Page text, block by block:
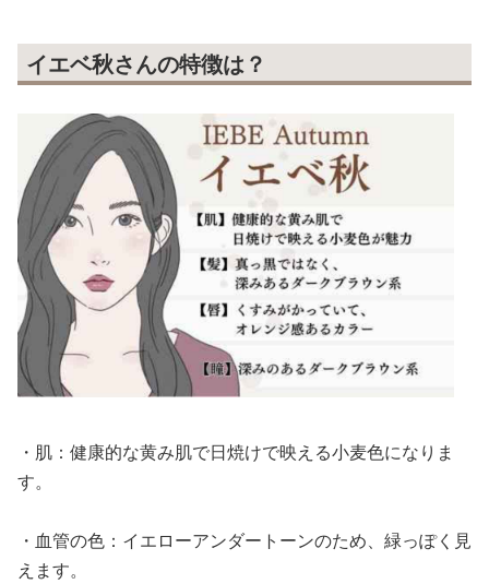
イエベ秋さんの特徴は？
・肌：健康的な黄み肌で日焼けで映える小麦色になりま
す。
・血管の色：イエローアンダートーンのため、緑っぽく見
えます。